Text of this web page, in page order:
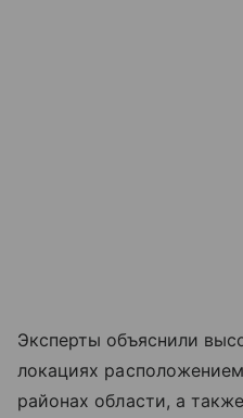
Эксперты объяснили
локациях
районах области, а